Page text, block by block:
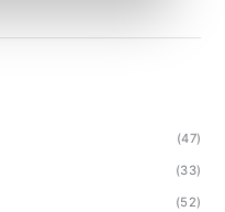
(47)
(33)
(52)